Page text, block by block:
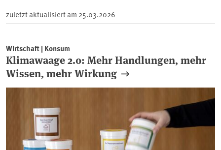
zuletzt aktualisiert am 25.03.2026
Wirtschaft | Konsum
Klimawaage 2.0: Mehr Handlungen, mehr
Wissen, mehr Wirkung